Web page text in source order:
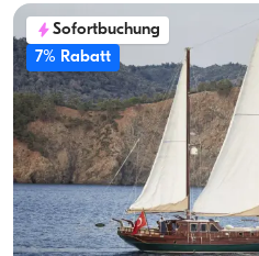
Sofortbuchung
7% Rabatt